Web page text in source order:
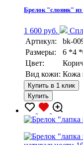
Брелок "слоник"
1 600 руб.
Артикул:
bk-
Размеры:
6 *4
Цвет:
Вид кожи: Кожа
Купить в 1 клик
Купить